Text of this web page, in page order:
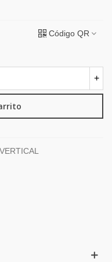
Código QR
+